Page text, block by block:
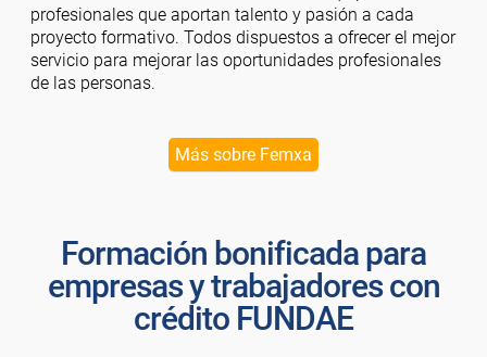
profesionales que aportan talento y pasión a cada
proyecto formativo. Todos dispuestos a ofrecer el mejor
servicio para mejorar las oportunidades profesionales
de las personas.
Más sobre Femxa
Formación bonificada para
empresas y trabajadores con
crédito FUNDAE